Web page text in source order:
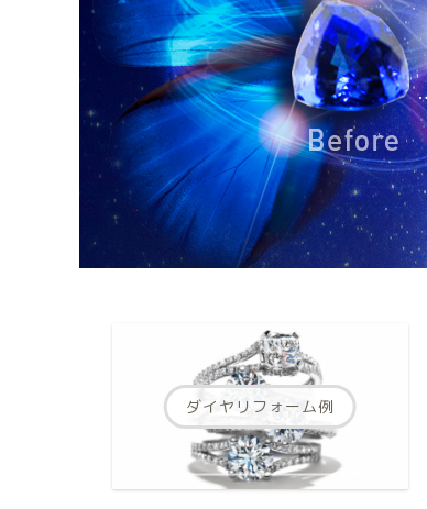
ダイヤリフォーム例